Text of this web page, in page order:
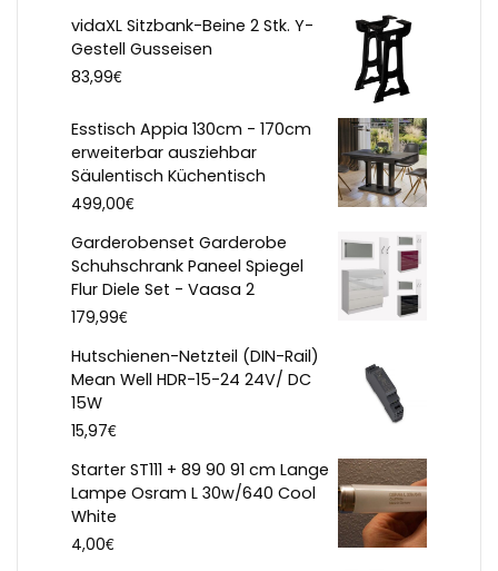
vidaXL Sitzbank-Beine 2 Stk. Y-
Gestell Gusseisen
83,99€
Esstisch Appia 130cm - 170cm
erweiterbar ausziehbar
Säulentisch Küchentisch
499,00€
Garderobenset Garderobe
Schuhschrank Paneel Spiegel
Flur Diele Set - Vaasa 2
179,99€
Hutschienen-Netzteil (DIN-Rail)
Mean Well HDR-15-24 24V/ DC
15W
15,97€
Starter ST111 + 89 90 91 cm Lange
Lampe Osram L 30w/640 Cool
White
4,00€